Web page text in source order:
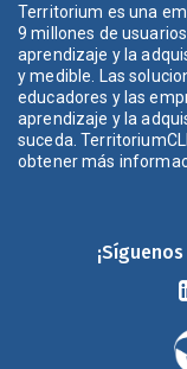
Territorium es una
9 millones de
aprendizaje y la
y medible. Las
educadores y las
aprendizaje y la
suceda.
obtener más